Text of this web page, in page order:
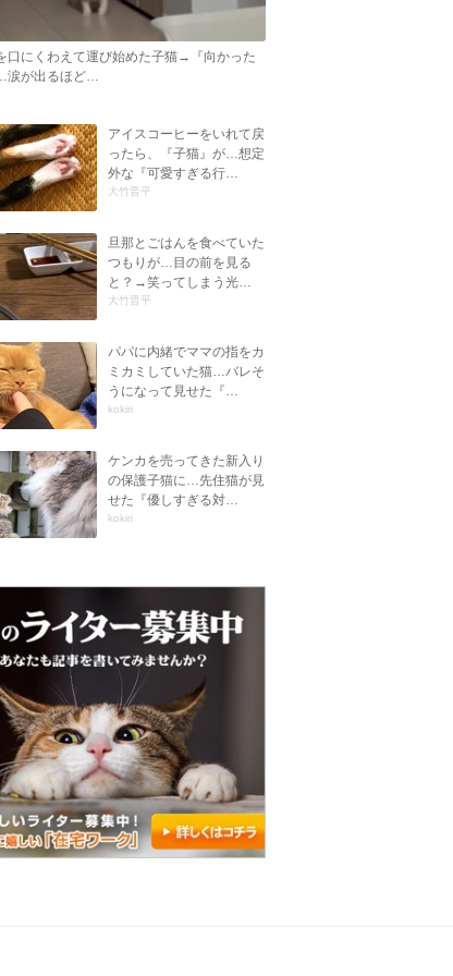
口にくわえて運び始めた子猫→『向かった
涙が出るほど…
アイスコーヒーをいれて戻
ったら、『子猫』が…想定
外な『可愛すぎる行…
大竹晋平
旦那とごはんを食べていた
つもりが…目の前を見る
と？→笑ってしまう光…
大竹晋平
パパに内緒でママの指をカ
ミカミしていた猫…バレそ
うになって見せた『…
kokiri
ケンカを売ってきた新入り
の保護子猫に…先住猫が見
せた『優しすぎる対…
kokiri